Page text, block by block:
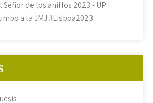
de los anillos 2023 - UP
a la JMJ #Lisboa2023